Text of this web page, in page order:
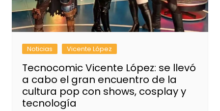
Noticias Vicente López
Tecnocomic Vicente López: se llevó
a cabo el gran encuentro de la
cultura pop con shows, cosplay y
tecnología